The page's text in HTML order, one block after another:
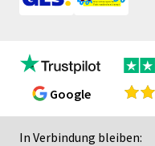
Google
In Verbindung bleiben: